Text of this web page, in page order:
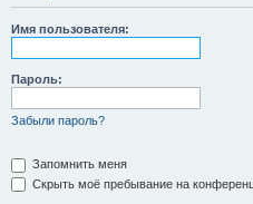
Имя пользователя:
Пароль:
Забыли пароль?
Запомнить меня
Скрыть моё пребывание на